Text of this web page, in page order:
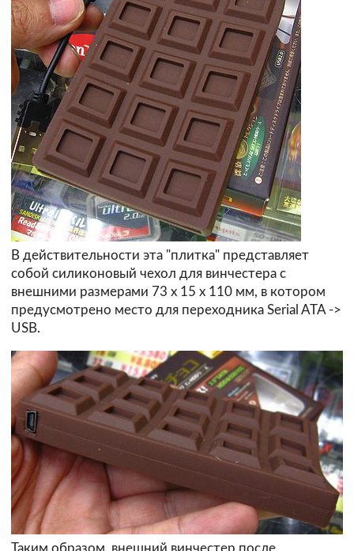
В действительности эта "плитка" представляет
собой силиконовый чехол для винчестера с
внешними размерами 73 х 15 х 110 мм, в котором
предусмотрено место для переходника Serial ATA ->
USB.
Таким образом, внешний винчестер после